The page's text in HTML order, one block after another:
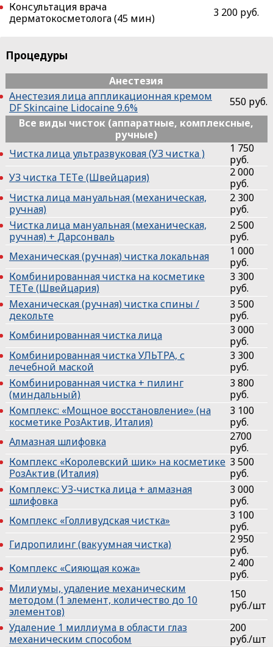
Консультация врача
дерматокосметолога (45 мин)
3 200 руб.
Процедуры
Анестезия
Анестезия лица аппликационная кремом
DF Skincaine Lidocaine 9.6%
550 руб.
Все виды чисток (аппаратные, комплексные,
ручные)
Чистка лица ультразвуковая (УЗ чистка )
1 750
руб.
УЗ чистка ТЕТe (Швейцария)
2 000
руб.
Чистка лица мануальная (механическая,
ручная)
2 300
руб.
Чистка лица мануальная (механическая,
ручная) + Дарсонваль
2 500
руб.
Механическая (ручная) чистка локальная
1 000
руб.
Комбинированная чистка на косметике
ТЕТe (Швейцария)
3 300
руб.
Механическая (ручная) чистка спины /
декольте
3 500
руб.
Комбинированная чистка лица
3 000
руб.
Комбинированная чистка УЛЬТРА, с
лечебной маской
3 300
руб.
Комбинированная чистка + пилинг
(миндальный)
3 800
руб.
Комплекс: «Мощное восстановление» (на
косметике РозАктив, Италия)
3 100
руб.
Алмазная шлифовка
2700
руб.
Комплекс «Королевский шик» на косметике
РозАктив (Италия)
3 500
руб.
Комплекс: УЗ-чистка лица + алмазная
шлифовка
3 000
руб.
Комплекс «Голливудская чистка»
3 100
руб.
Гидропилинг (вакуумная чистка)
2 950
руб.
Комплекс «Сияющая кожа»
2 400
руб.
Милиумы, удаление механическим
методом (1 элемент, количество до 10
элементов)
150
руб./шт
Удаление 1 миллиума в области глаз
механическим способом
200
руб./шт